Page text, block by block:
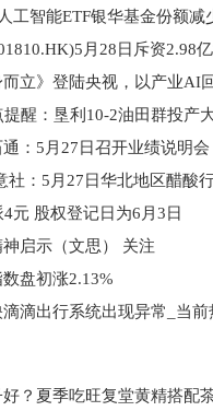
元 股权登记日为6月3日
启示（文思） 关注
盘初涨2.13%
滴出行系统出现异常_当前